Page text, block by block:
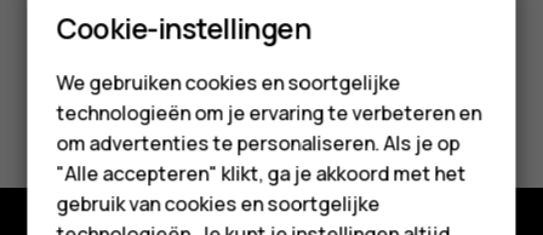
Smartphones
Feature phones
Accessoires
HMD Terra M
Was deze informatie nuttig?
Ja Nee
Cookie-instellingen
We gebruiken cookies en soortgelijke
technologieën om je ervaring te verbeteren en
om advertenties te personaliseren. Als je op
"Alle accepteren" klikt, ga je akkoord met het
gebruik van cookies en soortgelijke